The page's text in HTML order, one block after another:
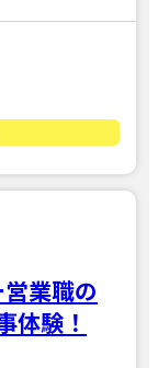
業職の
体験！